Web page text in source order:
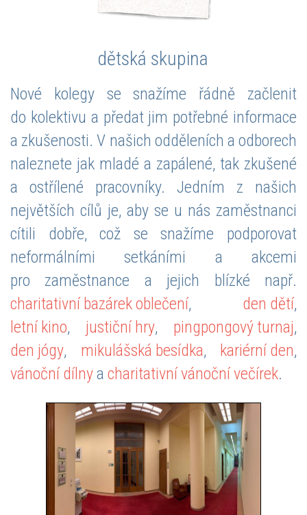
dětská skupina
Nové kolegy se snažíme řádně začlenit
do kolektivu a předat jim potřebné informace
a zkušenosti. V našich odděleních a odborech
naleznete jak mladé a zapálené, tak zkušené
a ostřílené pracovníky. Jedním z našich
největších cílů je, aby se u nás zaměstnanci
cítili dobře, což se snažíme podporovat
neformálními setkáními a akcemi
pro zaměstnance a jejich blízké např.
charitativní bazárek oblečení, den dětí,
letní kino, justiční hry, pingpongový turnaj,
den jógy, mikulášská besídka, kariérní den,
vánoční dílnya charitativní vánoční večírek.